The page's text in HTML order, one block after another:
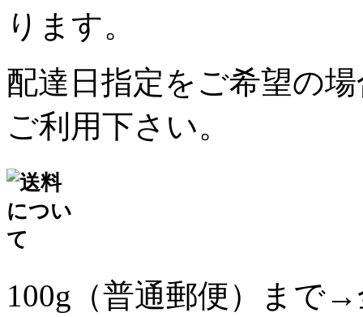
ります。
配達日指定をご希望の
ご利用下さい。
100g（普通郵便）まで